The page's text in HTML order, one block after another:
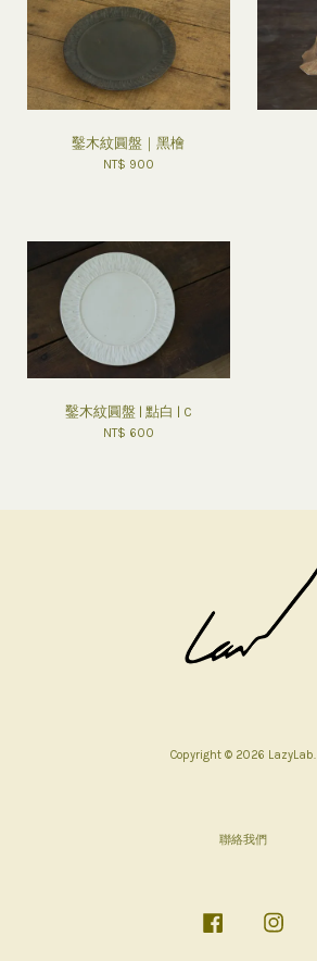
鑿木紋圓盤｜黑檜
NT$ 900
鑿木紋圓盤 | 點白 | C
NT$ 600
Copyright © 2026 LazyLab.
聯絡我們
Facebook